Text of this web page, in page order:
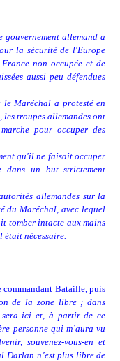
gouvernement allemand a
la sécurité de l'Europe
non occupée et de
aussi peu défendues
Maréchal a protesté en
troupes allemandes ont
pour occuper des
qu'il ne faisait occuper
dans un but strictement
allemandes sur la
du Maréchal, avec lequel
tomber intacte aux mains
nécessaire.
commandant Bataille, puis
de la zone libre ; dans
sera ici et, à partir de ce
personne qui m’aura vu
souvenez-vous-en et
Darlan n’est plus libre de